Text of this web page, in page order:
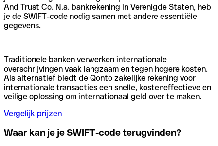
And Trust Co. N.a. bankrekening in Verenigde Staten, heb
je de SWIFT-code nodig samen met andere essentiële
gegevens.
Traditionele banken verwerken internationale
overschrijvingen vaak langzaam en tegen hogere kosten.
Als alternatief biedt de Qonto zakelijke rekening voor
internationale transacties een snelle, kosteneffectieve en
veilige oplossing om internationaal geld over te maken.
Vergelijk prijzen
Waar kan je je SWIFT-code terugvinden?